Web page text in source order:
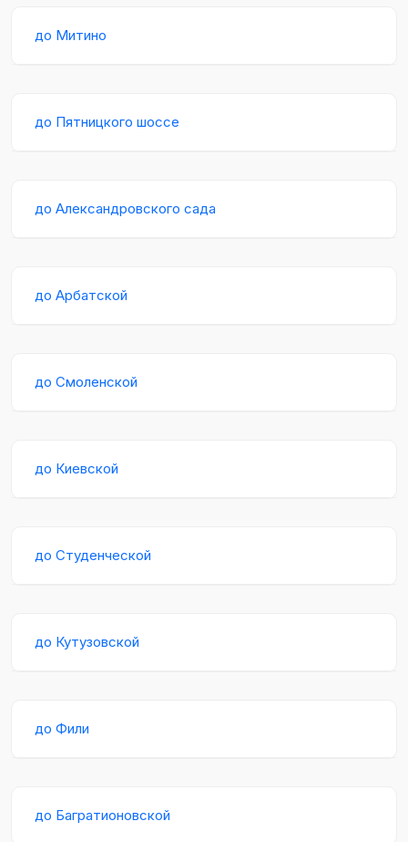
до Митино
до Пятницкого шоссе
до Александровского сада
до Арбатской
до Смоленской
до Киевской
до Студенческой
до Кутузовской
до Фили
до Багратионовской